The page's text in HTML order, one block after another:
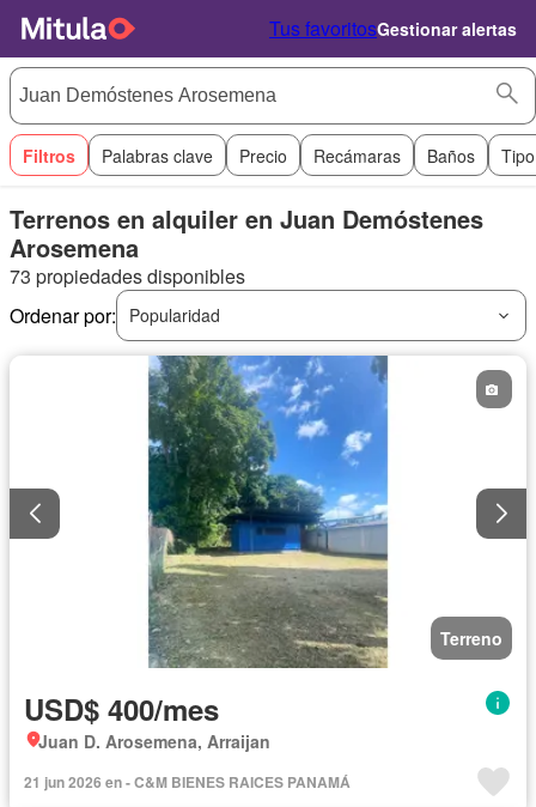
Tus favoritosGestionar alertas
Filtros Palabras clave Precio Recámaras Baños
Terrenos en alquiler en Juan Demóstenes
Arosemena
73 propiedades disponibles
Ordenar por:
Popularidad
Terreno
USD$ 400/mes
Juan D. Arosemena, Arraijan
21 jun 2026 en - C&M BIENES RAICES PANAMÁ